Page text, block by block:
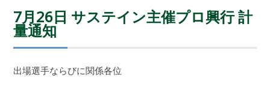
7月26日 サステイン主催プロ興行 計
量通知
出場選手ならびに関係各位